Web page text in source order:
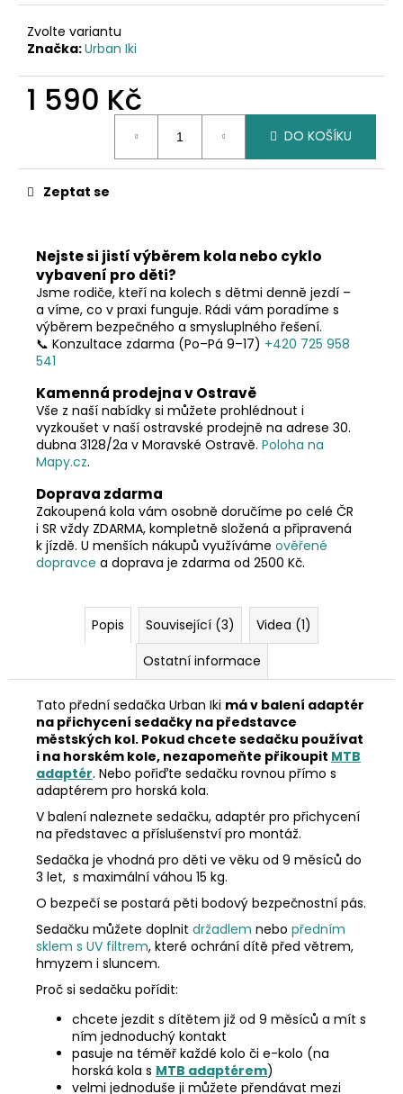
Zvolte variantu
Značka:Urban Iki
1 590 Kč
DO KOŠÍKU
Zeptat se
Nejste si jistí výběrem kola nebo cyklo
vybavení pro děti?
Jsme rodiče, kteří na kolech s dětmi denně jezdí –
a víme, co v praxi funguje. Rádi vám poradíme s
výběrem bezpečného a smysluplného řešení.
📞 Konzultace zdarma (Po–Pá 9–17) +420 725 958
541
Kamenná prodejna v Ostravě
Vše z naší nabídky si můžete prohlédnout i
vyzkoušet v naší ostravské prodejně na adrese 30.
dubna 3128/2a v Moravské Ostravě. Poloha na
Mapy.cz.
Doprava zdarma
Zakoupená kola vám osobně doručíme po celé ČR
i SR vždy ZDARMA, kompletně složená a připravená
k jízdě. U menších nákupů využíváme ověřené
dopravce a doprava je zdarma od 2500 Kč.
Popis Související (3)
Videa (1)
Ostatní informace
Tato přední sedačka Urban Iki má v balení adaptér
na přichycení sedačky na představce
městských kol. Pokud chcete sedačku používat
i na horském kole, nezapomeňte přikoupit MTB
adaptér. Nebo pořiďte sedačku rovnou přímo s
adaptérem pro horská kola.
V balení naleznete sedačku, adaptér pro přichycení
na představec a příslušenství pro montáž.
Sedačka je vhodná pro děti ve věku od 9 měsíců do
3 let, s maximální váhou 15 kg.
O bezpečí se postará pěti bodový bezpečnostní pás.
Sedačku můžete doplnit držadlem nebo předním
sklem s UV filtrem, které ochrání dítě před větrem,
hmyzem i sluncem.
Proč si sedačku pořídit:
chcete jezdit s dítětem již od 9 měsíců a mít s
ním jednoduchý kontakt
pasuje na téměř každé kolo či e-kolo (na
horská kola s MTB adaptérem)
velmi jednoduše ji můžete přendávat mezi